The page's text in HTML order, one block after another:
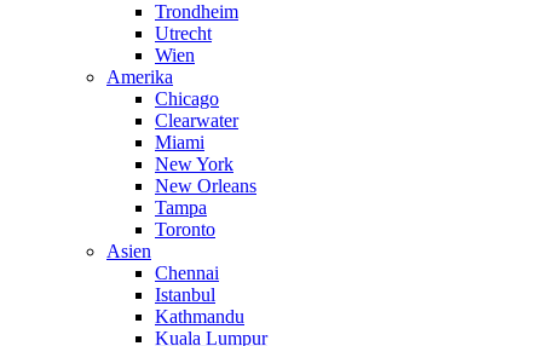
Trondheim
Utrecht
Wien
Amerika
Chicago
Clearwater
Miami
New York
New Orleans
Tampa
Toronto
Asien
Chennai
Istanbul
Kathmandu
Kuala Lumpur